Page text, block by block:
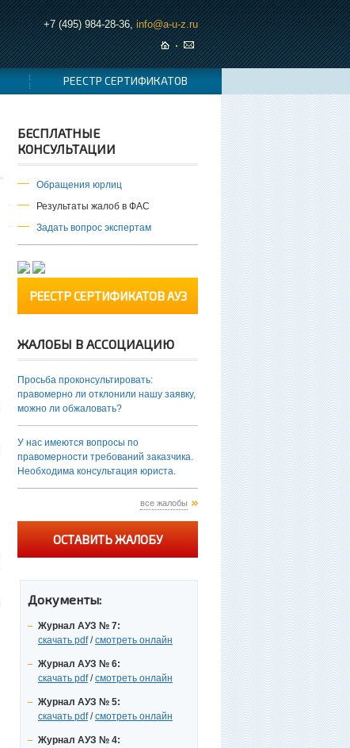
+7 (495) 984-28-36, info@a-u-z.ru
РЕЕСТР СЕРТИФИКАТОВ
БЕСПЛАТНЫЕ
КОНСУЛЬТАЦИИ
Обращения юрлиц
Результаты жалоб в ФАС
Задать вопрос экспертам
РЕЕСТР СЕРТИФИКАТОВ АУЗ
ЖАЛОБЫ В АССОЦИАЦИЮ
Просьба проконсультировать:
правомерно ли отклонили нашу заявку,
можно ли обжаловать?
У нас имеются вопросы по
правомерности требований заказчика.
Необходима консультация юриста.
все жалобы
ОСТАВИТЬ ЖАЛОБУ
Документы:
Журнал АУЗ № 7:
скачать pdf/смотреть онлайн
Журнал АУЗ № 6:
скачать pdf/смотреть онлайн
Журнал АУЗ № 5:
скачать pdf/смотреть онлайн
Журнал АУЗ № 4: